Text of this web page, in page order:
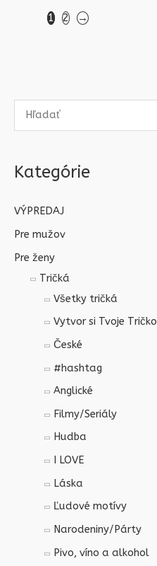
Kategórie
VÝPREDAJ
Pre mužov
Pre ženy
Tričká
Všetky tričká
Vytvor si Tvoje Tričko
České
#hashtag
Anglické
Filmy/Seriály
Hudba
I LOVE
Láska
Ľudové motívy
Narodeniny/Párty
Pivo, víno a alkohol
1 2 →